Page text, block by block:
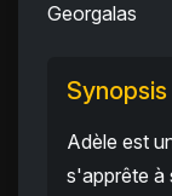
Georgalas
Synopsis
Adèle est
s'apprête à